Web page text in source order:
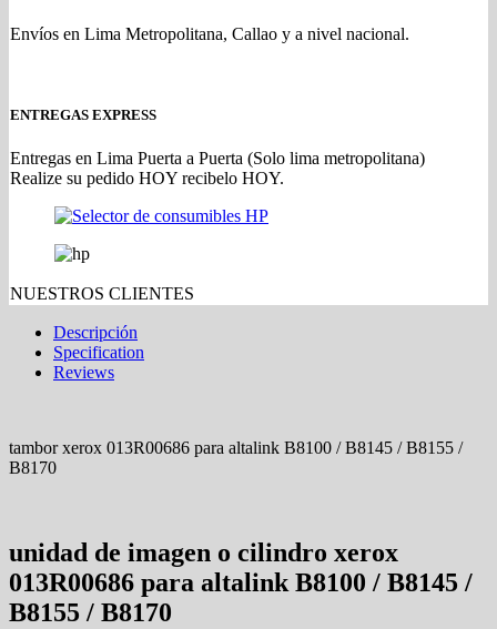
Envíos en Lima Metropolitana, Callao y a nivel nacional.
ENTREGAS EXPRESS
Entregas en Lima Puerta a Puerta (Solo lima metropolitana)
Realize su pedido HOY recibelo HOY.
NUESTROS CLIENTES
Descripción
Specification
Reviews
tambor xerox 013R00686 para altalink B8100 / B8145 / B8155 /
B8170
unidad de imagen o cilindro xerox
013R00686 para altalink B8100 / B8145 /
B8155 / B8170